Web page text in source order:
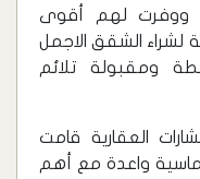
ووفرت لهم أقوى
لشراء الشقق الاجمل
ومقبولة تلائم
العقارية قامت
واعدة مع أهم